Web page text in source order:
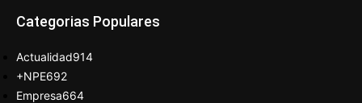
Categorias Populares
Actualidad914
+NPE692
Empresa664